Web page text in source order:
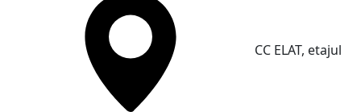
CC ELAT, etajul